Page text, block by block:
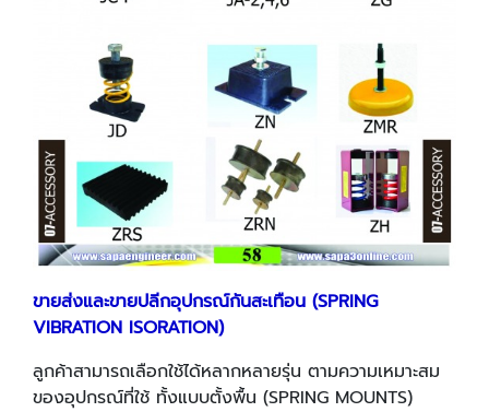
ขายส่งและขายปลีกอุปกรณ์กันสะเทือน (SPRING
VIBRATION ISORATION)
ลูกค้าสามารถเลือกใช้ได้หลากหลายรุ่น ตามความเหมาะสม
ของอุปกรณ์ที่ใช้ ทั้งแบบตั้งพื้น (SPRING MOUNTS)